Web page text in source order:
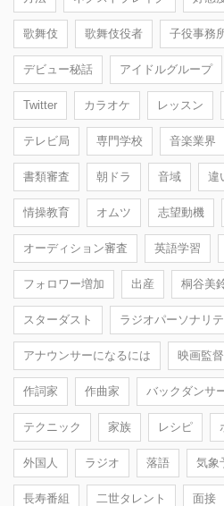
歌舞伎 歌舞伎役者 子役事務
デビュー秘話 アイドルグループ
Twitter カラオケ レッスン
テレビ局 専門学校 音楽業界
書類審査 朝ドラ 音域 違
情操教育 オムツ 志望動機
オーディション審査 英語学習
フォロワー増加 出産 桐谷美
スターダスト ラジオパーソナリ
アナウンサーになるには 映画監督
作詞家 作曲家 バックダンサ
テクニック 家族 レシピ
外国人 ラジオ 落語 気象
長寿番組 二世タレント 面接